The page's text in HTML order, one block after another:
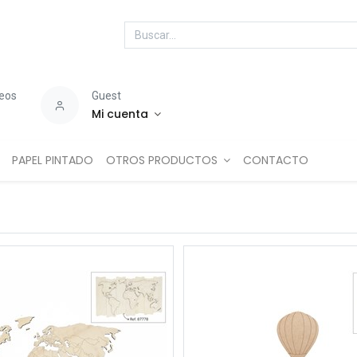
Guest
Mi cuenta
PAPEL PINTADO OTROS PRODUCTOS CONTACTO